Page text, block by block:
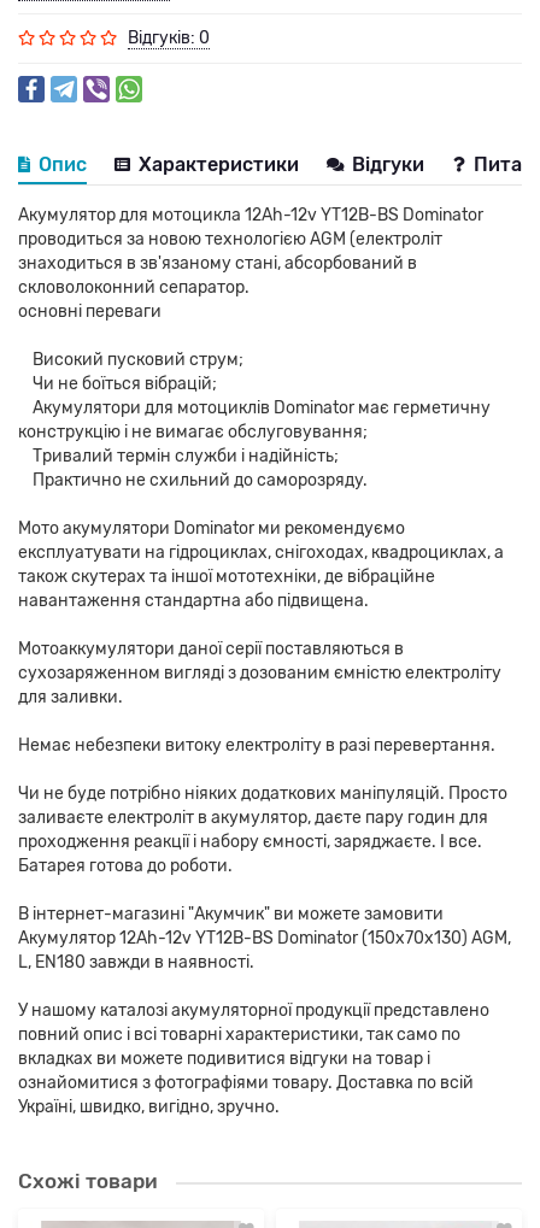
Відгуків: 0
Опис Характеристики Відгуки
Акумулятор для мотоцикла 12Ah-12v YT12B-BS Dominator
проводиться за новою технологією AGM (електроліт
знаходиться в зв'язаному стані, абсорбований в
скловолоконний сепаратор.
основні переваги
Високий пусковий струм;
Чи не боїться вібрацій;
Акумулятори для мотоциклів Dominator має герметичну
конструкцію і не вимагає обслуговування;
Тривалий термін служби і надійність;
Практично не схильний до саморозряду.
Мото акумулятори Dominator ми рекомендуємо
експлуатувати на гідроциклах, снігоходах, квадроциклах, а
також скутерах та іншої мототехніки, де вібраційне
навантаження стандартна або підвищена.
Мотоаккумулятори даної серії поставляються в
сухозаряженном вигляді з дозованим ємністю електроліту
для заливки.
Немає небезпеки витоку електроліту в разі перевертання.
Чи не буде потрібно ніяких додаткових маніпуляцій. Просто
заливаєте електроліт в акумулятор, даєте пару годин для
проходження реакції і набору ємності, заряджаєте. І все.
Батарея готова до роботи.
В інтернет-магазині "Акумчик" ви можете замовити
Акумулятор 12Ah-12v YT12B-BS Dominator (150х70х130) AGM,
L, EN180 завжди в наявності.
У нашому каталозі акумуляторної продукції представлено
повний опис і всі товарні характеристики, так само по
вкладках ви можете подивитися відгуки на товар і
ознайомитися з фотографіями товару. Доставка по всій
Україні, швидко, вигідно, зручно.
Схожі товари